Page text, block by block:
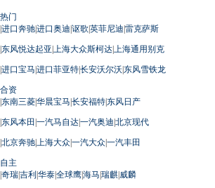
热门
|进口奔驰|进口奥迪|讴歌|英菲尼迪|雷克萨斯
|东风悦达起亚| 上海大众斯柯达| 上海通用别克
|进口宝马|进口菲亚特|长安沃尔沃|东风雪铁龙
合资
|东南三菱|华晨宝马|长安福特|东风日产
|东风本田 |一汽马自达|一汽奥迪|北京现代
|北京奔驰| 上海大众|一汽大众|一汽丰田
自主
|奇瑞|吉利|华泰|全球鹰|海马|瑞麒|威麟